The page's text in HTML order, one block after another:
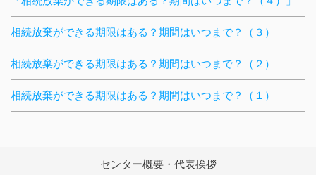
相続放棄ができる期限はある？期間はいつまで？（３）
相続放棄ができる期限はある？期間はいつまで？（２）
相続放棄ができる期限はある？期間はいつまで？（１）
センター概要・代表挨拶